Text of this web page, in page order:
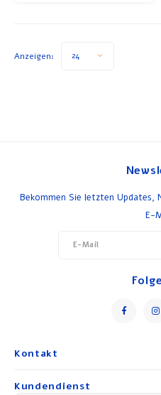
Anzeigen: 24
Kontakt
Bekommen Sie letzten Updates,
E-
Kundendienst